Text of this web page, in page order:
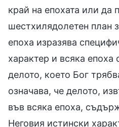
край на епохата или да
шестхилядолетен план
епоха изразява
характер и всяка епоха
делото, което Бог
означава, че делото,
във всяка епоха,
Неговия истински